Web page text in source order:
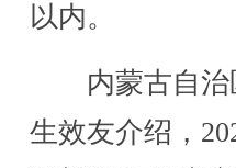
以内。
内蒙古自治
生效友介绍，